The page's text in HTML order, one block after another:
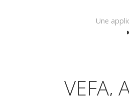
Une
VEFA,